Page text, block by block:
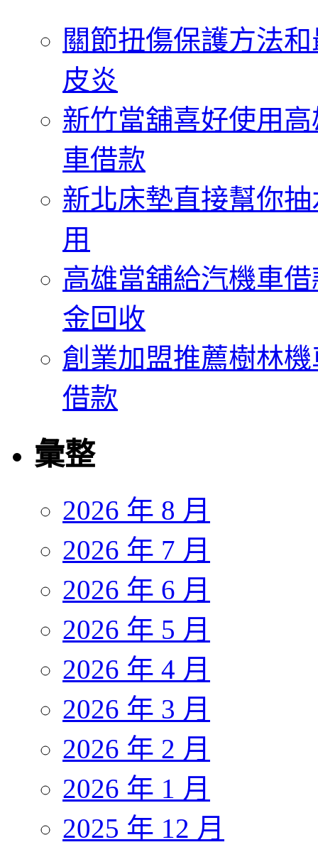
關節扭傷保護方法
皮炎
新竹當舖喜好使用
車借款
新北床墊直接幫你
用
高雄當舖給汽機車
金回收
創業加盟推薦樹林
借款
彙整
2026 年 8 月
2026 年 7 月
2026 年 6 月
2026 年 5 月
2026 年 4 月
2026 年 3 月
2026 年 2 月
2026 年 1 月
2025 年 12 月